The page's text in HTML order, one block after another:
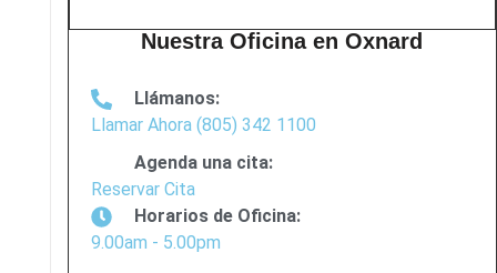
Nuestra Oficina en Oxnard
Llámanos:
Llamar Ahora (805) 342 1100
Agenda una cita:
Reservar Cita
Horarios de Oficina:
9.00am - 5.00pm